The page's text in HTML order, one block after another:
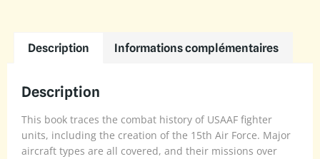
Description Informations complémentaires
Description
This book traces the combat history of USAAF fighter
units, including the creation of the 15th Air Force. Major
aircraft types are all covered, and their missions over